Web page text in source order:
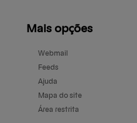
Mais opções
Webmail
Feeds
Ajuda
Mapa do site
Área restrita